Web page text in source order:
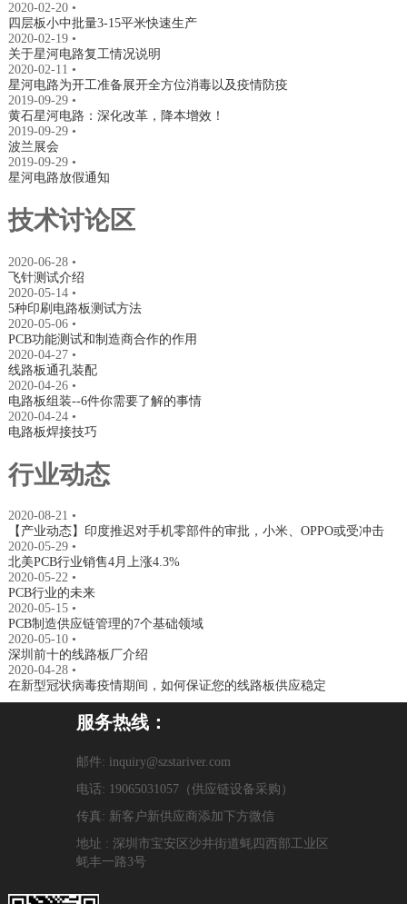
2020-02-20•
四层板小中批量3-15平米快速生产
2020-02-19•
关于星河电路复工情况说明
2020-02-11 •
星河电路为开工准备展开全方位消毒以及疫情防疫
2019-09-29•
黄石星河电路：深化改革，降本增效！
2019-09-29•
波兰展会
2019-09-29•
星河电路放假通知
技术讨论区
2020-06-28•
飞针测试介绍
2020-05-14•
5种印刷电路板测试方法
2020-05-06•
PCB功能测试和制造商合作的作用
2020-04-27•
线路板通孔装配
2020-04-26•
电路板组装--6件你需要了解的事情
2020-04-24•
电路板焊接技巧
行业动态
2020-08-21 •
【产业动态】印度推迟对手机零部件的审批，小米、OPPO或受冲击
2020-05-29•
北美PCB行业销售4月上涨4.3%
2020-05-22•
PCB行业的未来
2020-05-15•
PCB制造供应链管理的7个基础领域
2020-05-10•
深圳前十的线路板厂介绍
2020-04-28•
在新型冠状病毒疫情期间，如何保证您的线路板供应稳定
服务热线：
邮件: inquiry@szstariver.com
电话: 19065031057（供应链设备采购）
传真: 新客户新供应商添加下方微信
地址 : 深圳市宝安区沙井街道蚝四西部工业区
蚝丰一路3号